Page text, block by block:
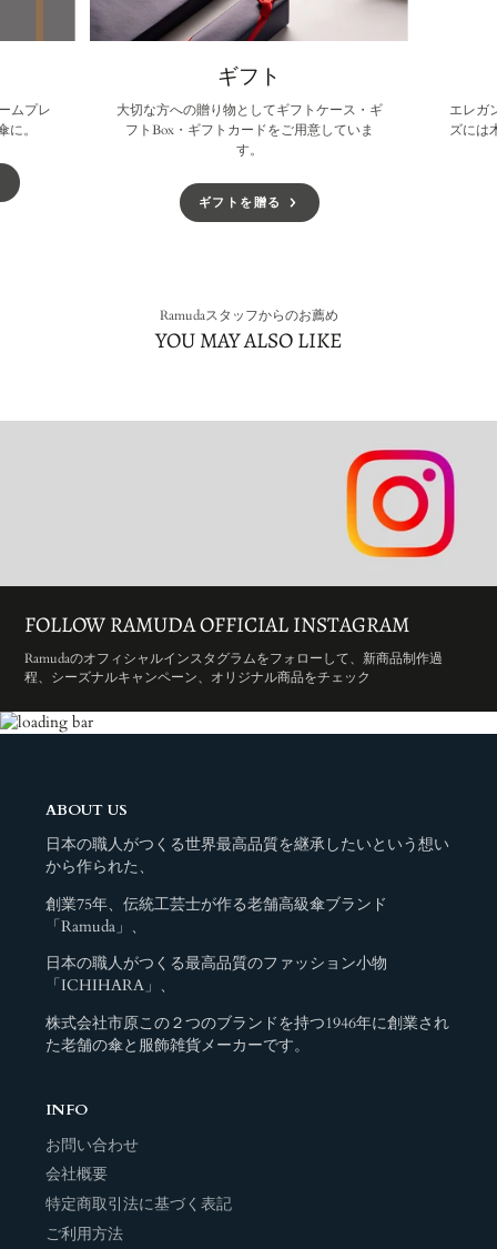
ムプレ
。
ギフト
大切な方への贈り物としてギフトケース・ギ
フトBox・ギフトカードをご用意していま
す。
ギフトを贈る
エレガ
ズには
Ramudaスタッフからのお薦め
YOU MAY ALSO LIKE
FOLLOW RAMUDA OFFICIAL INSTAGRAM
Ramudaのオフィシャルインスタグラムをフォローして、新商品制作過
程、シーズナルキャンペーン、オリジナル商品をチェック
ABOUT US
日本の職人がつくる世界最高品質を継承したいという想い
から作られた、
創業75年、伝統工芸士が作る老舗高級傘ブランド
「Ramuda」、
日本の職人がつくる最高品質のファッション小物
「ICHIHARA」、
株式会社市原この２つのブランドを持つ1946年に創業され
た老舗の傘と服飾雑貨メーカーです。
INFO
お問い合わせ
会社概要
特定商取引法に基づく表記
ご利用方法